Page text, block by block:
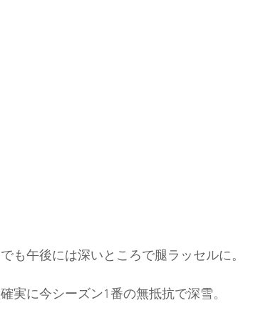
でも午後には深いところで腿ラッセルに。
確実に今シーズン1番の無抵抗で深雪。